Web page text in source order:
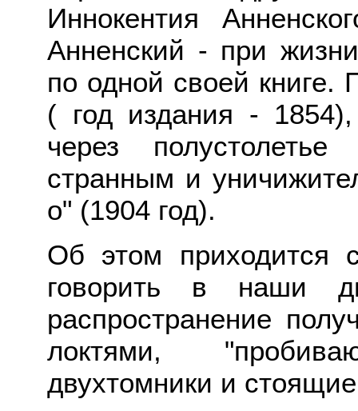
Иннокентия
Анненский - при
по одной своей
( год издания -
через
странным и
о" (1904 год).
Об этом приходится
говорить в наши
распространение
локтями,
двухтомники и